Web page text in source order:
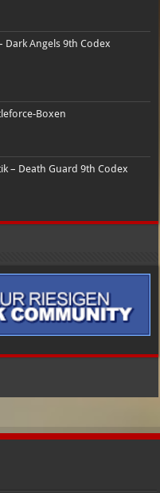
Dark Angels 9th Codex
Boxen
– Death Guard 9th Codex